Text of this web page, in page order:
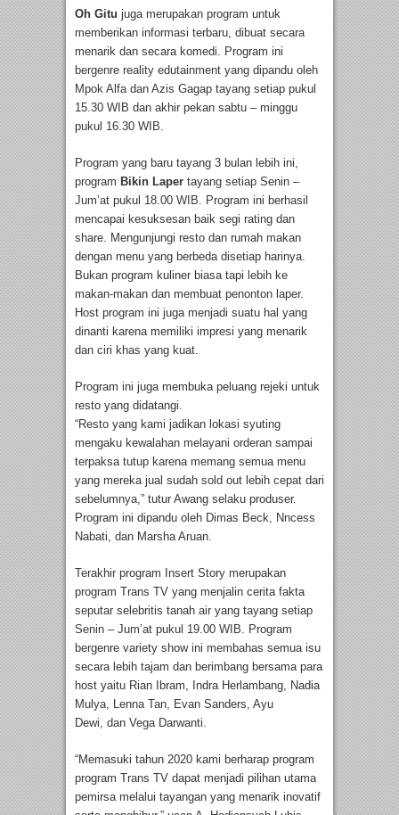
Oh Gitu juga merupakan program untuk
memberikan informasi terbaru, dibuat secara
menarik dan secara komedi. Program ini
bergenre reality edutainment yang dipandu oleh
Mpok Alfa dan Azis Gagap tayang setiap pukul
15.30 WIB dan akhir pekan sabtu – minggu
pukul 16.30 WIB.
Program yang baru tayang 3 bulan lebih ini,
program Bikin Laper tayang setiap Senin –
Jum’at pukul 18.00 WIB. Program ini berhasil
mencapai kesuksesan baik segi rating dan
share. Mengunjungi resto dan rumah makan
dengan menu yang berbeda disetiap harinya.
Bukan program kuliner biasa tapi lebih ke
makan-makan dan membuat penonton laper.
Host program ini juga menjadi suatu hal yang
dinanti karena memiliki impresi yang menarik
dan ciri khas yang kuat.
Program ini juga membuka peluang rejeki untuk
resto yang didatangi.
“Resto yang kami jadikan lokasi syuting
mengaku kewalahan melayani orderan sampai
terpaksa tutup karena memang semua menu
yang mereka jual sudah sold out lebih cepat dari
sebelumnya,” tutur Awang selaku produser.
Program ini dipandu oleh Dimas Beck, Nncess
Nabati, dan Marsha Aruan.
Terakhir program Insert Story merupakan
program Trans TV yang menjalin cerita fakta
seputar selebritis tanah air yang tayang setiap
Senin – Jum’at pukul 19.00 WIB. Program
bergenre variety show ini membahas semua isu
secara lebih tajam dan berimbang bersama para
host yaitu Rian Ibram, Indra Herlambang, Nadia
Mulya, Lenna Tan, Evan Sanders, Ayu
Dewi, dan Vega Darwanti.
“Memasuki tahun 2020 kami berharap program
program Trans TV dapat menjadi pilihan utama
pemirsa melalui tayangan yang menarik inovatif